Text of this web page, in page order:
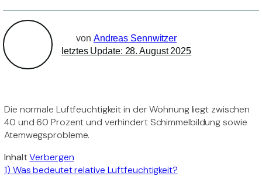
von Andreas Sennwitzer
letztes Update: 28. August 2025
Die normale Luftfeuchtigkeit in der Wohnung liegt zwischen
40 und 60 Prozent und verhindert Schimmelbildung sowie
Atemwegsprobleme.
Inhalt Verbergen
1) Was bedeutet relative Luftfeuchtigkeit?